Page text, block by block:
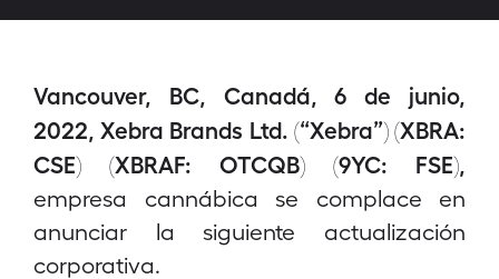
Vancouver, BC, Canadá, 6 de junio,
2022, Xebra Brands Ltd. (“Xebra”) (XBRA:
CSE) (XBRAF: OTCQB) (9YC: FSE),
empresa cannábica se complace en
anunciar la siguiente actualización
corporativa.